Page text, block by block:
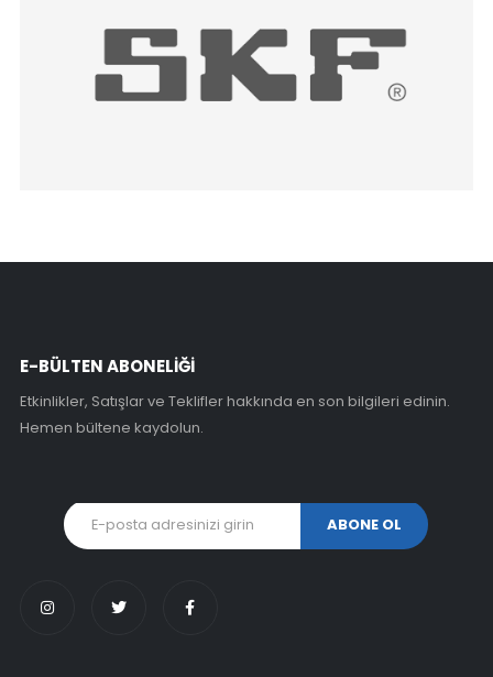
E-BÜLTEN ABONELİĞİ
Etkinlikler, Satışlar ve Teklifler hakkında en son bilgileri edinin.
Hemen bültene kaydolun.